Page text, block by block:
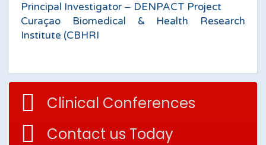
Principal Investigator – DENPACT Project
Curaçao Biomedical & Health Research
Institute (CBHRI
Clinical Conferences
Contact us Today